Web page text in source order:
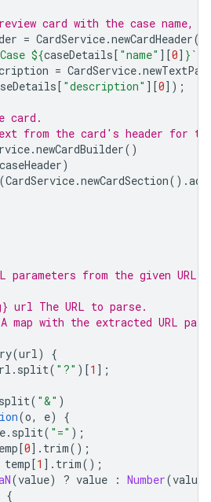
card with the case name,
= CardService.newCardHeader()
${caseDetails[ "name" ][0] } `
= CardService.
[ "description" ][0]);
card.
from the card's header for
.newCardBuilder()
caseHeader)
(CardService.newCardSection().
parameters from the given URL.
url The URL to parse.
map with the extracted URL
(url )
{
. split( "?" )[1 ];
split( "&" )
(o, e)
{
e. split( "=" );
[0]. trim();
temp[1 ]. trim();
(value) ? value : Number(value
{